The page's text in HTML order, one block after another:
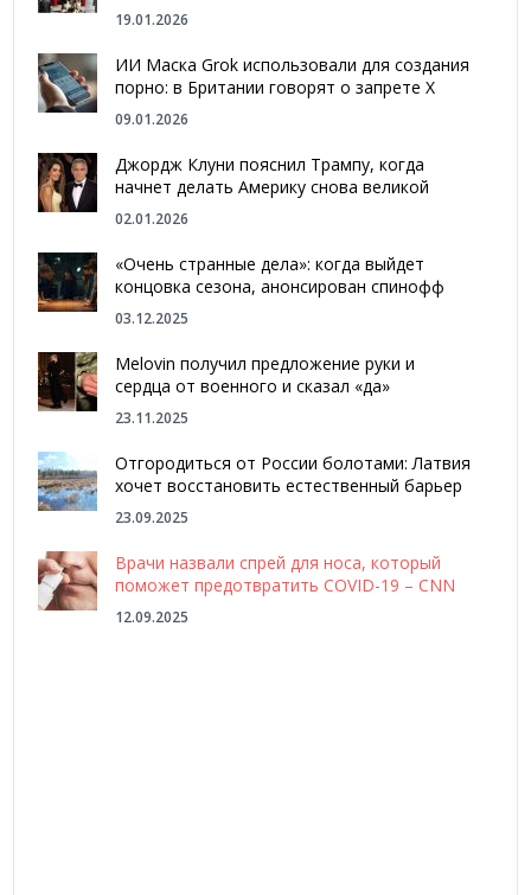
19.01.2026
ИИ Маска Grok использовали для создания
порно: в Британии говорят о запрете Х
09.01.2026
Джордж Клуни пояснил Трампу, когда
начнет делать Америку снова великой
02.01.2026
«Очень странные дела»: когда выйдет
концовка сезона, анонсирован спинофф
03.12.2025
Melovin получил предложение руки и
сердца от военного и сказал «да»
23.11.2025
Отгородиться от России болотами: Латвия
хочет восстановить естественный барьер
23.09.2025
Врачи назвали спрей для носа, который
поможет предотвратить COVID-19 – CNN
12.09.2025